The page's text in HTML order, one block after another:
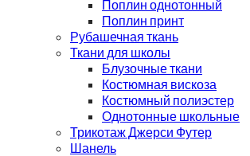
Поплин однотонный
Поплин принт
Рубашечная ткань
Ткани для школы
Блузочные ткани
Костюмная вискоза
Костюмный полиэстер
Однотонные школьные
Трикотаж Джерси Футер
Шанель